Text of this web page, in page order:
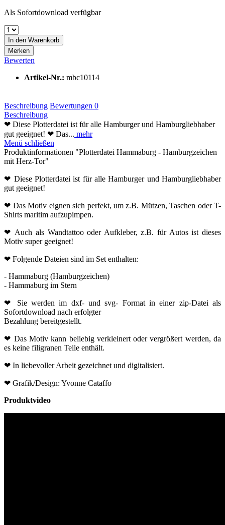
Als Sofortdownload verfügbar
In den Warenkorb
Merken
Bewerten
Artikel-Nr.: mbc10114
Beschreibung Bewertungen 0
Beschreibung
❤ Diese Plotterdatei ist für alle Hamburger und Hamburgliebhaber
gut geeignet! ❤ Das... mehr
Menü schließen
Produktinformationen "Plotterdatei Hammaburg - Hamburgzeichen
mit Herz-Tor"
❤ Diese Plotterdatei ist für alle Hamburger und Hamburgliebhaber
gut geeignet!
❤ Das Motiv eignen sich perfekt, um z.B. Mützen, Taschen oder T-
Shirts maritim aufzupimpen.
❤ Auch als Wandtattoo oder Aufkleber, z.B. für Autos ist dieses
Motiv super geeignet!
❤ Folgende Dateien sind im Set enthalten:
- Hammaburg (Hamburgzeichen)
- Hammaburg im Stern
❤ Sie werden im dxf- und svg- Format in einer zip-Datei als
Sofortdownload nach erfolgter
Bezahlung bereitgestellt.
❤ Das Motiv kann beliebig verkleinert oder vergrößert werden, da
es keine filigranen Teile enthält.
❤ In liebevoller Arbeit gezeichnet und digitalisiert.
❤ Grafik/Design: Yvonne Cataffo
Produktvideo